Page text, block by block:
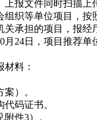
报文件同时扫描
组织等单位项目，
承担的项目，报
月24日，项目推荐
料：
）。
码证书。
件3）。